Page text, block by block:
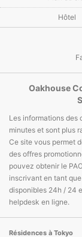
Hôtel
Oakhouse
Les informations des
minutes et sont plus
Ce site vous permet
des offres
pouvez obtenir le
inscrivant en tant
disponibles 24h / 24
helpdesk en ligne.
Résidences à Tokyo